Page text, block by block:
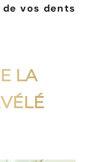
vos dents
LA